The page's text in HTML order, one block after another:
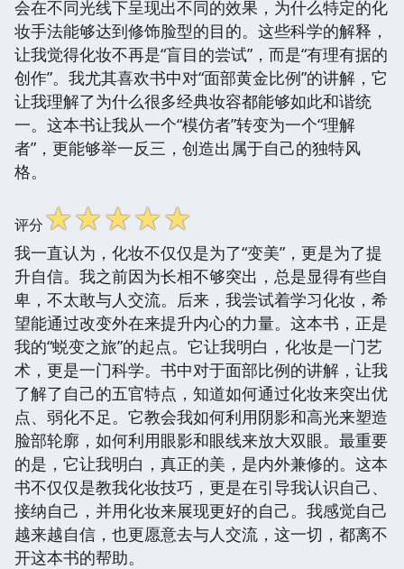
会在不同光线下呈现出不同的效果，为什么特定的化
妆手法能够达到修饰脸型的目的。这些科学的解释，
让我觉得化妆不再是“盲目的尝试”，而是“有理有据的
创作”。我尤其喜欢书中对“面部黄金比例”的讲解，它
让我理解了为什么很多经典妆容都能够如此和谐统
一。这本书让我从一个“模仿者”转变为一个“理解
者”，更能够举一反三，创造出属于自己的独特风
格。
评分☆☆☆☆☆
我一直认为，化妆不仅仅是为了“变美”，更是为了提
升自信。我之前因为长相不够突出，总是显得有些自
卑，不太敢与人交流。后来，我尝试着学习化妆，希
望能通过改变外在来提升内心的力量。这本书，正是
我的“蜕变之旅”的起点。它让我明白，化妆是一门艺
术，更是一门科学。书中对于面部比例的讲解，让我
了解了自己的五官特点，知道如何通过化妆来突出优
点、弱化不足。它教会我如何利用阴影和高光来塑造
脸部轮廓，如何利用眼影和眼线来放大双眼。最重要
的是，它让我明白，真正的美，是内外兼修的。这本
书不仅仅是教我化妆技巧，更是在引导我认识自己、
接纳自己，并用化妆来展现更好的自己。我感觉自己
越来越自信，也更愿意去与人交流，这一切，都离不
开这本书的帮助。